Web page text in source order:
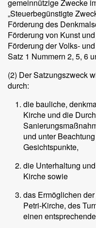
gemeinnützige Zwecke
„Steuerbegünstigte
Förderung des
Förderung von Kunst
Förderung der Volks-
Satz 1 Nummern 2, 5, 6
(2) Der Satzungszweck
durch:
die bauliche,
Kirche und die
und unter
Gesichtspunkte,
die Unterhaltung
Kirche sowie
das Ermöglichen
Petri-Kirche, des
einen